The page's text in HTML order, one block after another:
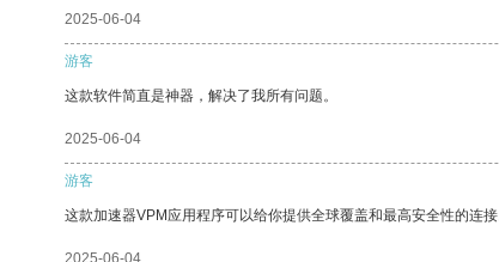
2025-06-04
游客
这款软件简直是神器，解决了我所有问题。
2025-06-04
游客
这款加速器VPM应用程序可以给你提供全球覆盖和最高安全性的连接
2025-06-04